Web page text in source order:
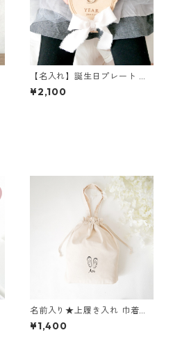
【名入れ】誕生日プレート バ
ースデーボード 記念撮影 撮影
小物 木製バナー
¥2,100
名前入り★上履き入れ 巾着タ
イプ 入園入学グッズ 上履き入
れ 通園通学 上靴
¥1,400